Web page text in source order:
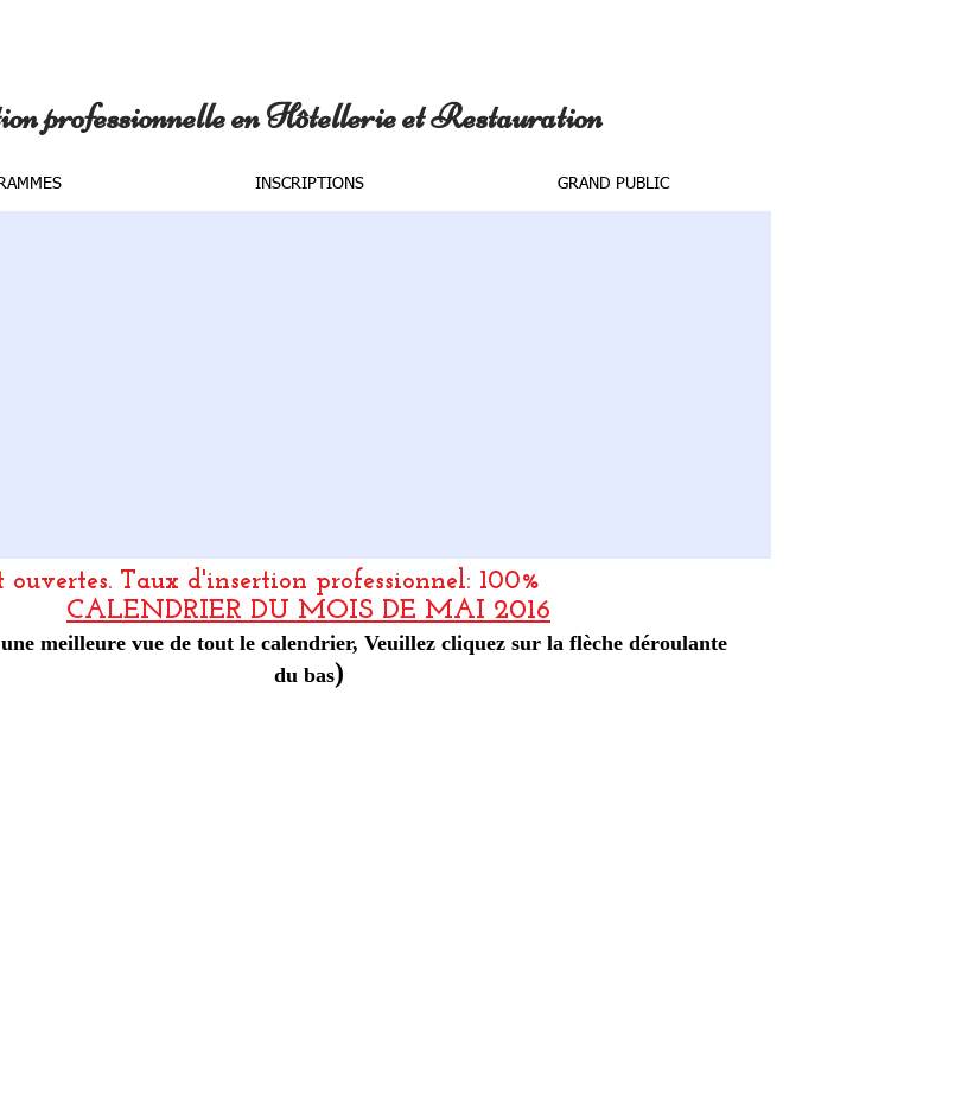
professionnelle en Hôtellerie et Restauration
INSCRIPTIONS GRAND PUBLIC
ouvertes. Taux d'insertion professionnel: 100%
CALENDRIER DU MOIS DE MAI 2016
meilleure vue de tout le calendrier, Veuillez cliquez sur la flèche déroulante
du bas)